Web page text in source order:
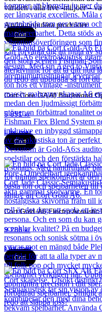
världen i alla live -miljöer –
Andra populära produkter
Cort
Cort Core GA All Blackwood
5 891kr
Läs mer
Cort
Cort Gold-A6 Electro Acoustic
9 280kr
Läs mer
Cort